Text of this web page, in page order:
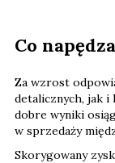
Co
Za wzrost
detalicznych, jak i
dobre wyniki
w sprzedaży
Skorygowany